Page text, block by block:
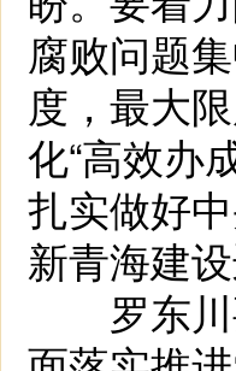
腐败问题
度，最大
化“高效办
扎实做好
新青海建
罗东川